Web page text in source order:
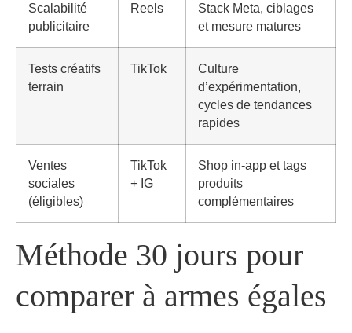
Scalabilité
publicitaire
Reels
Stack Meta, ciblages
et mesure matures
Tests créatifs
terrain
TikTok
Culture
d’expérimentation,
cycles de tendances
rapides
Ventes
sociales
(éligibles)
TikTok
+ IG
Shop in-app et tags
produits
complémentaires
Méthode 30 jours pour
comparer à armes égales